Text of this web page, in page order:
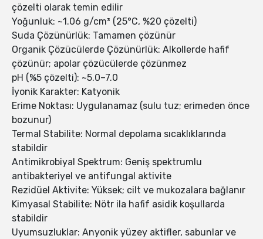
çözelti olarak temin edilir
Yoğunluk: ~1.06 g/cm³ (25°C, %20 çözelti)
Suda Çözünürlük: Tamamen çözünür
Organik Çözücülerde Çözünürlük: Alkollerde hafif
çözünür; apolar çözücülerde çözünmez
pH (%5 çözelti): ~5.0–7.0
İyonik Karakter: Katyonik
Erime Noktası: Uygulanamaz (sulu tuz; erimeden önce
bozunur)
Termal Stabilite: Normal depolama sıcaklıklarında
stabildir
Antimikrobiyal Spektrum: Geniş spektrumlu
antibakteriyel ve antifungal aktivite
Rezidüel Aktivite: Yüksek; cilt ve mukozalara bağlanır
Kimyasal Stabilite: Nötr ila hafif asidik koşullarda
stabildir
Uyumsuzluklar: Anyonik yüzey aktifler, sabunlar ve